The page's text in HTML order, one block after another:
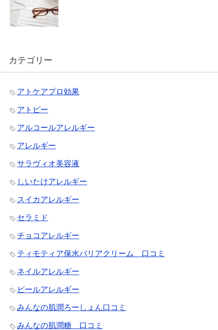
カテゴリー
アトケアプロ効果
アトピー
アルコールアレルギー
アレルギー
サラヴィオ美容液
しいたけアレルギー
スイカアレルギー
セラミド
チョコアレルギー
ティモティア保水バリアクリーム 口コミ
ネイルアレルギー
ビールアレルギー
みんなの肌潤ろーしょん口コミ
みんなの肌潤糖 口コミ